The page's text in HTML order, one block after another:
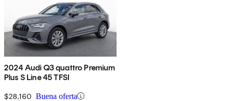
2024 Audi Q3 quattro Premium
Plus S Line 45 TFSI
$28,160 Buena oferta